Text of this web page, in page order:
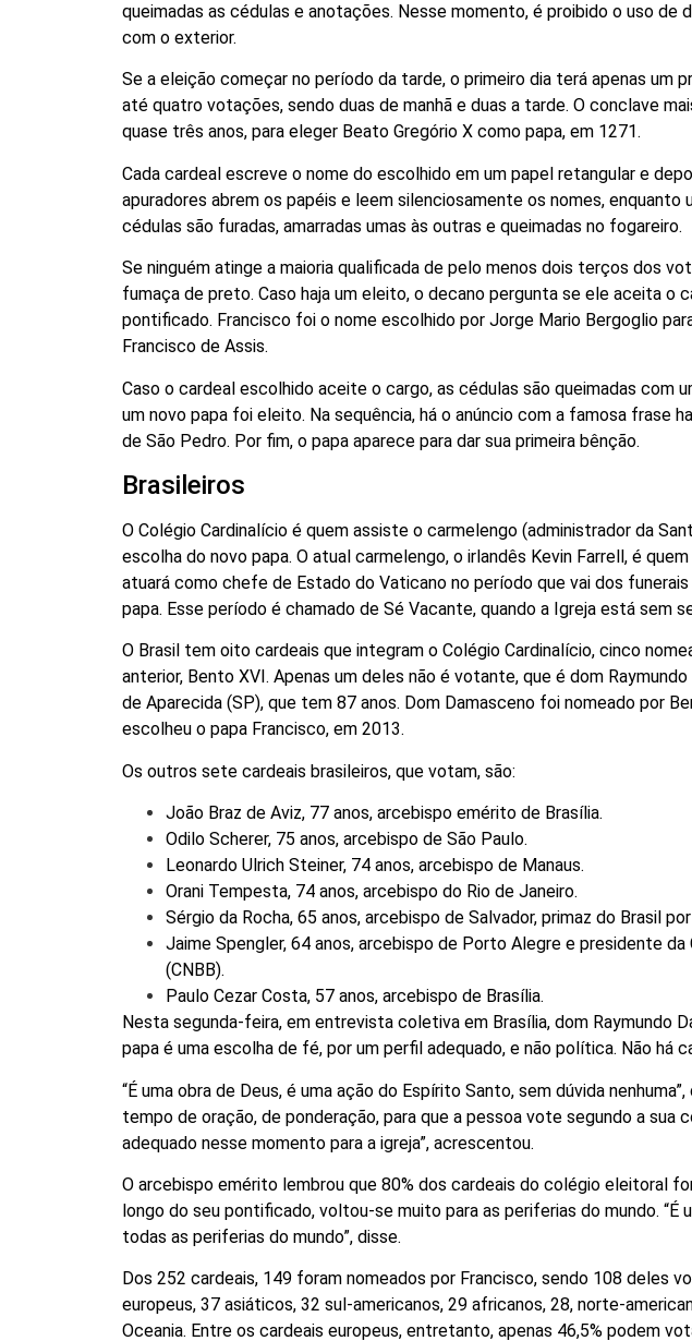
queimadas as cédulas e anotações. Nesse momento, é proibido o uso
com o exterior.
Se a eleição começar no período da tarde, o primeiro dia terá apenas um
até quatro votações, sendo duas de manhã e duas a tarde. O conclave
quase três anos, para eleger Beato Gregório X como papa, em 1271.
Cada cardeal escreve o nome do escolhido em um papel retangular e
apuradores abrem os papéis e leem silenciosamente os nomes, enquanto
cédulas são furadas, amarradas umas às outras e queimadas no fogareiro.
Se ninguém atinge a maioria qualificada de pelo menos dois terços dos
fumaça de preto. Caso haja um eleito, o decano pergunta se ele aceita o
pontificado. Francisco foi o nome escolhido por Jorge Mario Bergoglio
Francisco de Assis.
Caso o cardeal escolhido aceite o cargo, as cédulas são queimadas com
um novo papa foi eleito. Na sequência, há o anúncio com a famosa frase
de São Pedro. Por fim, o papa aparece para dar sua primeira bênção.
Brasileiros
O Colégio Cardinalício é quem assiste o carmelengo (administrador da
escolha do novo papa. O atual carmelengo, o irlandês Kevin Farrell, é
atuará como chefe de Estado do Vaticano no período que vai dos
papa. Esse período é chamado de Sé Vacante, quando a Igreja está sem
O Brasil tem oito cardeais que integram o Colégio Cardinalício, cinco
anterior, Bento XVI. Apenas um deles não é votante, que é dom
de Aparecida (SP), que tem 87 anos. Dom Damasceno foi nomeado por
escolheu o papa Francisco, em 2013.
Os outros sete cardeais brasileiros, que votam, são:
João Braz de Aviz, 77 anos, arcebispo emérito de Brasília.
Odilo Scherer, 75 anos, arcebispo de São Paulo.
Leonardo Ulrich Steiner, 74 anos, arcebispo de Manaus.
Orani Tempesta, 74 anos, arcebispo do Rio de Janeiro.
Sérgio da Rocha, 65 anos, arcebispo de Salvador, primaz do Brasil
Jaime Spengler, 64 anos, arcebispo de Porto Alegre e presidente da
(CNBB).
Paulo Cezar Costa, 57 anos, arcebispo de Brasília.
Nesta segunda-feira, em entrevista coletiva em Brasília, dom Raymundo
papa é uma escolha de fé, por um perfil adequado, e não política. Não há
“É uma obra de Deus, é uma ação do Espírito Santo, sem dúvida
tempo de oração, de ponderação, para que a pessoa vote segundo a sua
adequado nesse momento para a igreja”, acrescentou.
O arcebispo emérito lembrou que 80% dos cardeais do colégio eleitoral
longo do seu pontificado, voltou-se muito para as periferias do mundo.
todas as periferias do mundo”, disse.
Dos 252 cardeais, 149 foram nomeados por Francisco, sendo 108 deles
europeus, 37 asiáticos, 32 sul-americanos, 29 africanos, 28, norte-
Oceania. Entre os cardeais europeus, entretanto, apenas 46,5% podem